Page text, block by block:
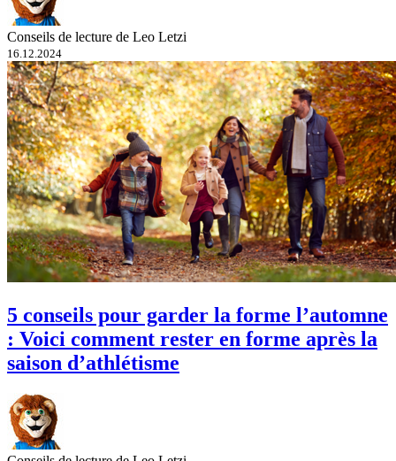
Conseils de lecture de Leo Letzi
16.12.2024
5 conseils pour garder la forme l’automne
: Voici comment rester en forme après la
saison d’athlétisme